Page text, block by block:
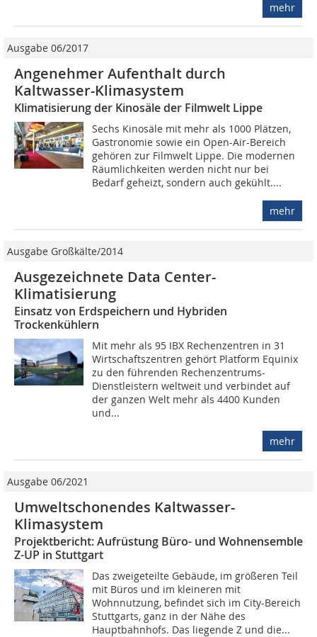
mehr
Ausgabe 06/2017
Angenehmer Aufenthalt durch
Kaltwasser-Klimasystem
Klimatisierung der Kinosäle der Filmwelt Lippe
Sechs Kinosäle mit mehr als 1000 Plätzen,
Gastronomie sowie ein Open-Air-Bereich
gehören zur Filmwelt Lippe. Die modernen
Räumlichkeiten werden nicht nur bei
Bedarf geheizt, sondern auch gekühlt....
mehr
Ausgabe Großkälte/2014
Ausgezeichnete Data Center-
Klimatisierung
Einsatz von Erdspeichern und Hybriden
Trockenkühlern
Mit mehr als 95 IBX Rechenzentren in 31
Wirtschaftszentren gehört Platform Equinix
zu den führenden Rechenzentrums-
Dienstleistern weltweit und verbindet auf
der ganzen Welt mehr als 4400 Kunden
und...
mehr
Ausgabe 06/2021
Umweltschonendes Kaltwasser-
Klimasystem
Projektbericht: Aufrüstung Büro- und Wohnensemble
Z-UP in Stuttgart
Das zweigeteilte Gebäude, im größeren Teil
mit Büros und im kleineren mit
Wohnnutzung, befindet sich im City-Bereich
Stuttgarts, ganz in der Nähe des
Hauptbahnhofs. Das liegende Z und die...